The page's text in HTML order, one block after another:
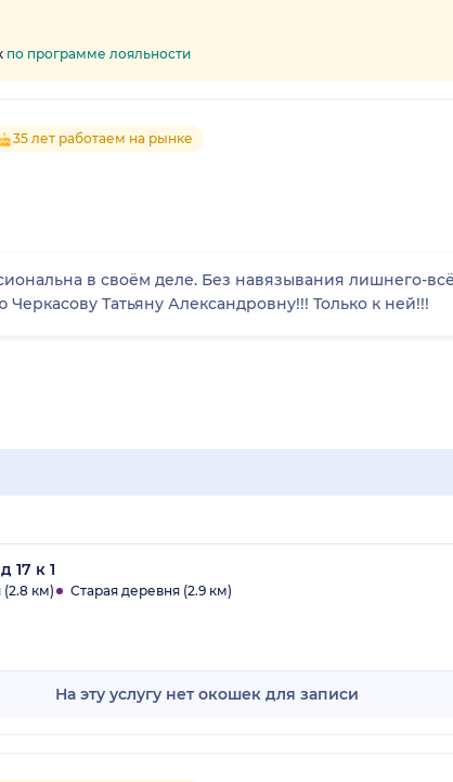
по программе лояльности
35 лет работаем на рынке
в своём деле. Без навязывания лишнего-
Татьяну Александровну!!! Только к ней!!!
17 к 1
км) Старая деревня (2.9 км)
На эту услугу нет окошек для записи